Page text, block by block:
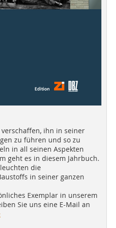
ihn in seiner
zu führen und so zu
in all seinen Aspekten
geht es in diesem Jahrbuch.
die
in seiner ganzen
Exemplar in unserem
Sie uns eine E-Mail an